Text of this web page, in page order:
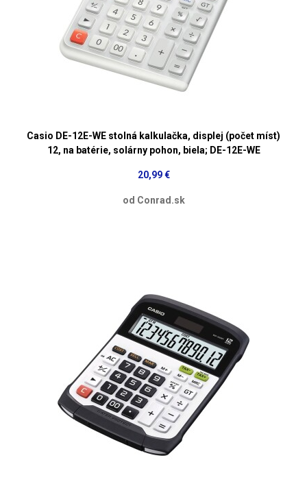
Casio DE-12E-WE stolná kalkulačka, displej (počet míst)
12, na batérie, solárny pohon, biela; DE-12E-WE
20,99 €
od Conrad.sk